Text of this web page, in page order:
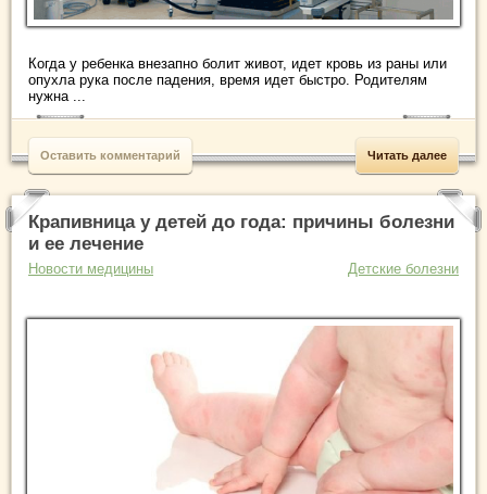
Когда у ребенка внезапно болит живот, идет кровь из раны или
опухла рука после падения, время идет быстро. Родителям
нужна ...
Читать далее
Оставить комментарий
Крапивница у детей до года: причины болезни
и ее лечение
Новости медицины Детские болезни